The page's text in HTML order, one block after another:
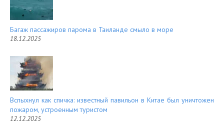
Багаж пассажиров парома в Таиланде смыло в море
18.12.2025
Вспыхнул как спичка: известный павильон в Китае был уничтожен
пожаром, устроенным туристом
12.12.2025